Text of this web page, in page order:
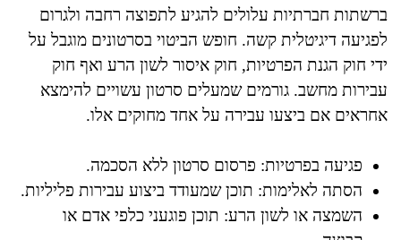
ברשתות חברתיות עלולים להגיע לתפוצה רחבה ולגרום
לפגיעה דיגיטלית קשה. חופש הביטוי בסרטונים מוגבל על
ידי חוק הגנת הפרטיות, חוק איסור לשון הרע ואף חוק
עבירות מחשב. גורמים שמעלים סרטון עשויים להימצא
אחראים אם ביצעו עבירה על אחד מחוקים אלו.
פגיעה בפרטיות: פרסום סרטון ללא הסכמה.
הסתה לאלימות: תוכן שמעודד ביצוע עבירות פליליות.
השמצה או לשון הרע: תוכן פוגעני כלפי אדם או